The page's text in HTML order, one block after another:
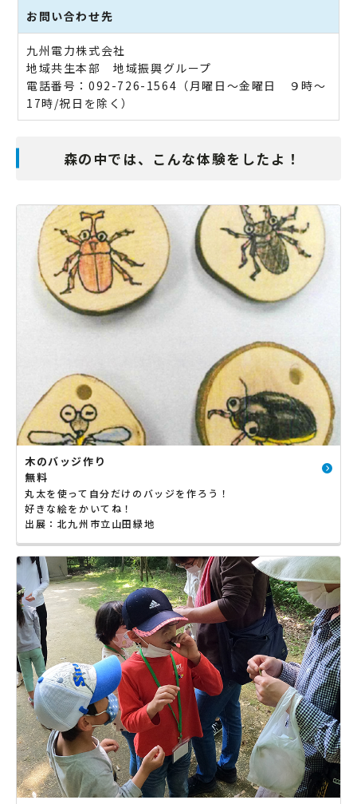
お問い合わせ先
九州電力株式会社
地域共生本部 地域振興グループ
電話番号：092-726-1564（月曜日～金曜日 ９時～
17時/祝日を除く）
森の中では、こんな体験をしたよ！
木のバッジ作り
無料
丸太を使って自分だけのバッジを作ろう！
好きな絵をかいてね！
出展：北九州市立山田緑地